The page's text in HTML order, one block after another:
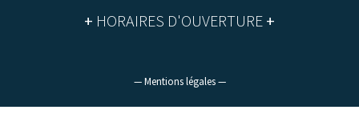
+ HORAIRES D'OUVERTURE +
— Mentions légales —